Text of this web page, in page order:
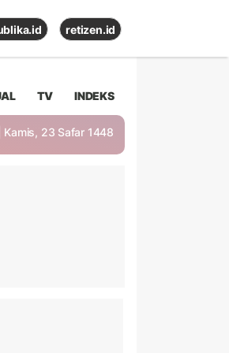
retizen.id
TV INDEKS
| Kamis, 23 Safar 1448